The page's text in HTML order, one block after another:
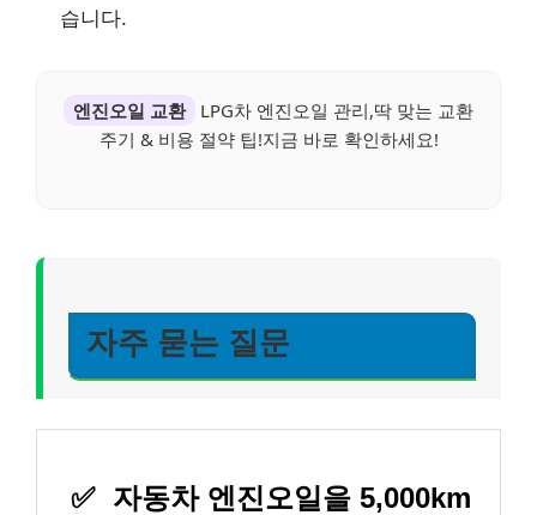
습니다.
엔진오일 교환
LPG차 엔진오일 관리,딱 맞는 교환
주기 & 비용 절약 팁!지금 바로 확인하세요!
자주 묻는 질문
✅ 자동차 엔진오일을 5,000km